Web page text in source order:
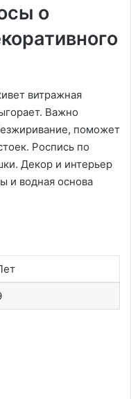
о
витражная
Важно
поможет
Роспись по
Декор и интерьер
и водная основа